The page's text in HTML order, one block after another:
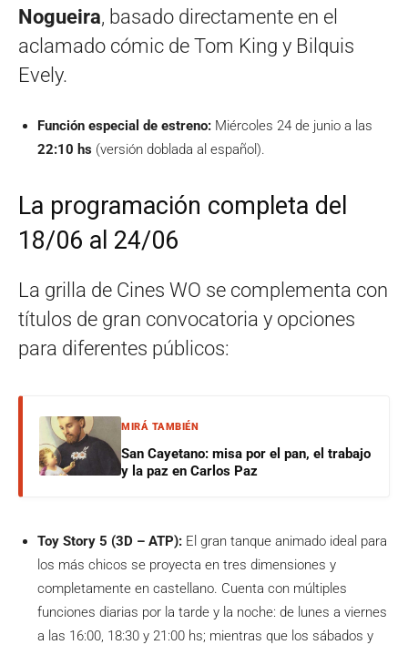
Nogueira, basado directamente en el
aclamado cómic de Tom King y Bilquis
Evely.
Función especial de estreno: Miércoles 24 de junio a las
22:10 hs (versión doblada al español).
La programación completa del
18/06 al 24/06
La grilla de Cines WO se complementa con
títulos de gran convocatoria y opciones
para diferentes públicos:
MIRÁ TAMBIÉN
San Cayetano: misa por el pan, el trabajo
y la paz en Carlos Paz
Toy Story 5 (3D – ATP): El gran tanque animado ideal para
los más chicos se proyecta en tres dimensiones y
completamente en castellano. Cuenta con múltiples
funciones diarias por la tarde y la noche: de lunes a viernes
a las 16:00, 18:30 y 21:00 hs; mientras que los sábados y